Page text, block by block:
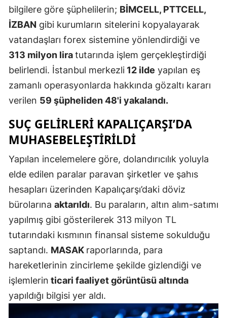
Gümüşhane
Hakkari
Hatay
Isparta
İstanbul
Kars
Kayseri
Kırklareli
Kocaeli
Kütahya
bilgilere göre şüphelilerin; BİMCELL, PTTCELL,
İZBAN gibi kurumların sitelerini kopyalayarak
vatandaşları forex sistemine yönlendirdiği ve
313 milyon liratutarında işlem gerçekleştirdiği
belirlendi. İstanbul merkezli 12 ilde yapılan eş
zamanlı operasyonlarda hakkında gözaltı kararı
verilen 59 şüpheliden 48'i yakalandı.
SUÇ GELIRLERI KAPALIÇARŞI’DA
MUHASEBELEŞTIRILDI
Yapılan incelemelere göre, dolandırıcılık yoluyla
elde edilen paralar paravan şirketler ve şahıs
hesapları üzerinden Kapalıçarşı’daki döviz
bürolarına aktarıldı. Bu paraların, altın alım-satımı
yapılmış gibi gösterilerek 313 milyon TL
tutarındaki kısmının finansal sisteme sokulduğu
saptandı. MASAK raporlarında, para
hareketlerinin zincirleme şekilde gizlendiği ve
işlemlerin ticari faaliyet görüntüsü altında
yapıldığı bilgisi yer aldı.